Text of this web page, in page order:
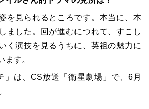
を見られるところです。本当に、本
ました。回が進むにつれて、すこし
く演技を見るうちに、英祖の魅力に
ます。
」は、CS放送「衛星劇場」で、 6 月